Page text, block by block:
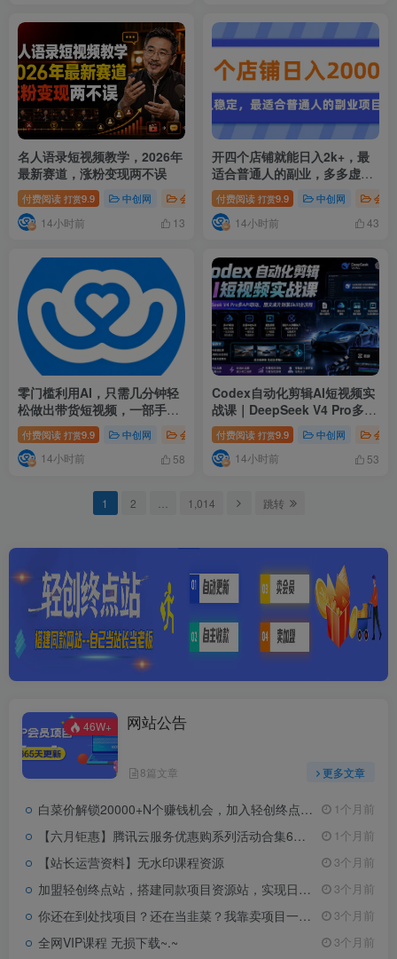
名人语录短视频教学，2026年
最新赛道，涨粉变现两不误
付费阅读 打赏9.9 中创网 会员免费 # 名人语录短视频教学 # 2026年最
14小时前 13
开四个店铺就能日入2k+，最
适合普通人的副业，多多虚拟
长久稳定项目
付费阅读 打赏9.9 中创网 会员
14小时前 43
零门槛利用AI，只需几分钟轻
松做出带货短视频，一部手机
批量做出精品视频，月入万元
付费阅读 打赏9.9 中创网 会员免费 # 零门槛利用AI # 只需几分钟轻松
14小时前 58
Codex自动化剪辑AI短视频实
战课｜DeepSeek V4 Pro多
API联动，图文成片封装Skill
全流程
付费阅读 打赏9.9 中创网 会员
14小时前 53
1 2 1,014 跳转
46W+ 网站公告
8篇文章 更多文章
白菜价解锁20000+N个赚钱机会，加入轻创终点站会员，全站资源免费学习。 1个月前
【六月钜惠】腾讯云服务优惠购系列活动合集6月2日更新 1个月前
【站长运营资料】无水印课程资源 3个月前
加盟轻创终点站，搭建同款项目资源站，实现日入2000+ 3个月前
你还在到处找项目？还在当韭菜？我靠卖项目一个月收入5万+，曾经我也是个失败者。 3个月前
全网VIP课程 无损下载~.~ 3个月前